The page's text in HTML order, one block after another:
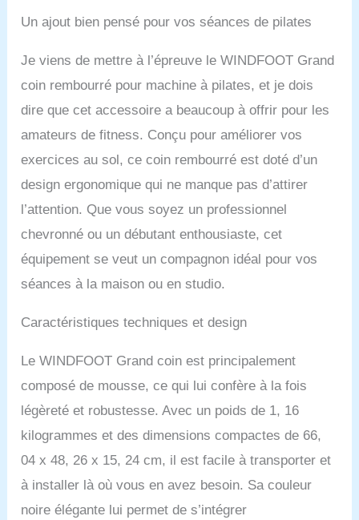
Pilates. [Cale de Pilates
accessoire
réformateur de Pilates est
un excellent achat pour
la physiothérapie et la
rééducation pour tous les
remise en forme et les
femmes enceintes.
Construction de qualité
supérieure : notre
équipement de Pilates
Wedge est fabriqué en
charge de 272,2 kg, et la
est assez ferme pour être
à la fois confortable et
offrant un bon soutien.
[S'adapte à la plupart des
machines de Pilates] Le
design unique rend notre
grande cale rembourrée
qui peut facilement
machines de Pilates sur
Un ajout bien pensé pour vos séances de pilates
Je viens de mettre à l’épreuve le WINDFOOT Grand
coin rembourré pour machine à pilates, et je dois
dire que cet accessoire a beaucoup à offrir pour les
amateurs de fitness. Conçu pour améliorer vos
exercices au sol, ce coin rembourré est doté d’un
design ergonomique qui ne manque pas d’attirer
l’attention. Que vous soyez un professionnel
chevronné ou un débutant enthousiaste, cet
équipement se veut un compagnon idéal pour vos
séances à la maison ou en studio.
Caractéristiques techniques et design
Le WINDFOOT Grand coin est principalement
composé de mousse, ce qui lui confère à la fois
légèreté et robustesse. Avec un poids de 1, 16
kilogrammes et des dimensions compactes de 66,
04 x 48, 26 x 15, 24 cm, il est facile à transporter et
à installer là où vous en avez besoin. Sa couleur
noire élégante lui permet de s’intégrer